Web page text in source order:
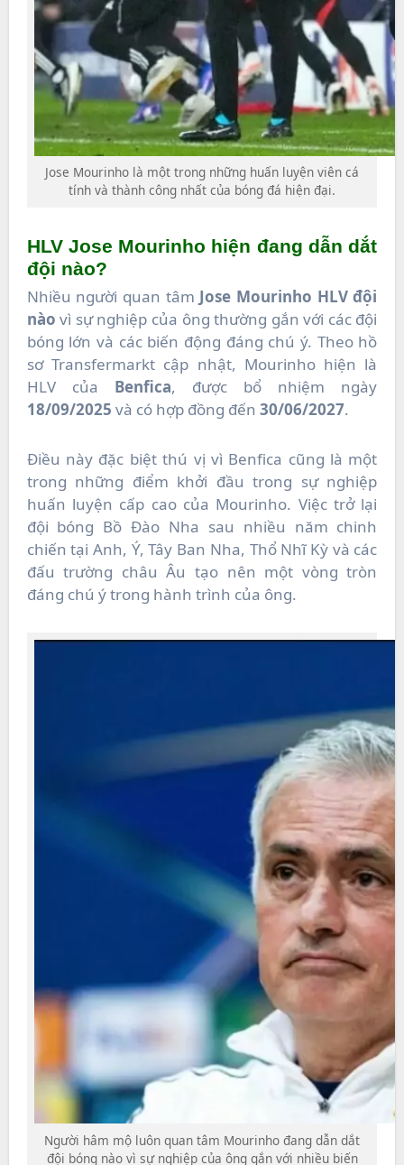
Jose Mourinho là một trong những huấn luyện viên cá
tính và thành công nhất của bóng đá hiện đại.
HLV Jose Mourinho hiện đang dẫn dắt
đội nào?
Nhiều người quan tâm Jose Mourinho HLV đội
nào vì sự nghiệp của ông thường gắn với các đội
bóng lớn và các biến động đáng chú ý. Theo hồ
sơ Transfermarkt cập nhật, Mourinho hiện là
HLV của Benfica, được bổ nhiệm ngày
18/09/2025 và có hợp đồng đến 30/06/2027.
Điều này đặc biệt thú vị vì Benfica cũng là một
trong những điểm khởi đầu trong sự nghiệp
huấn luyện cấp cao của Mourinho. Việc trở lại
đội bóng Bồ Đào Nha sau nhiều năm chinh
chiến tại Anh, Ý, Tây Ban Nha, Thổ Nhĩ Kỳ và các
đấu trường châu Âu tạo nên một vòng tròn
đáng chú ý trong hành trình của ông.
Người hâm mộ luôn quan tâm Mourinho đang dẫn dắt
đội bóng nào vì sự nghiệp của ông gắn với nhiều biến